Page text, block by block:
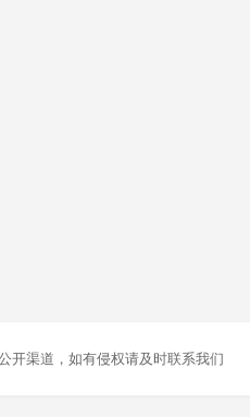
开渠道，如有侵权请及时联系我们